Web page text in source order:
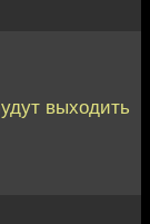
выходить